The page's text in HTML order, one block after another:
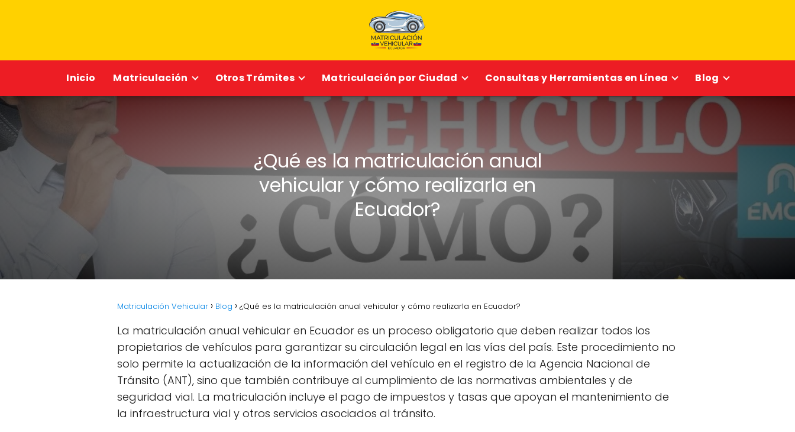
Inicio Matriculación Otros Trámites Matriculación por Ciudad Consultas y Herramientas en Línea Blog
¿Qué es la matriculación anual
vehicular y cómo realizarla en
Ecuador?
Matriculación Vehicular Blog ¿Qué es la matriculación anual vehicular y cómo realizarla en Ecuador?
La matriculación anual vehicular en Ecuador es un proceso obligatorio que deben realizar todos los
propietarios de vehículos para garantizar su circulación legal en las vías del país. Este procedimiento no
solo permite la actualización de la información del vehículo en el registro de la Agencia Nacional de
Tránsito (ANT), sino que también contribuye al cumplimiento de las normativas ambientales y de
seguridad vial. La matriculación incluye el pago de impuestos y tasas que apoyan el mantenimiento de
la infraestructura vial y otros servicios asociados al tránsito.